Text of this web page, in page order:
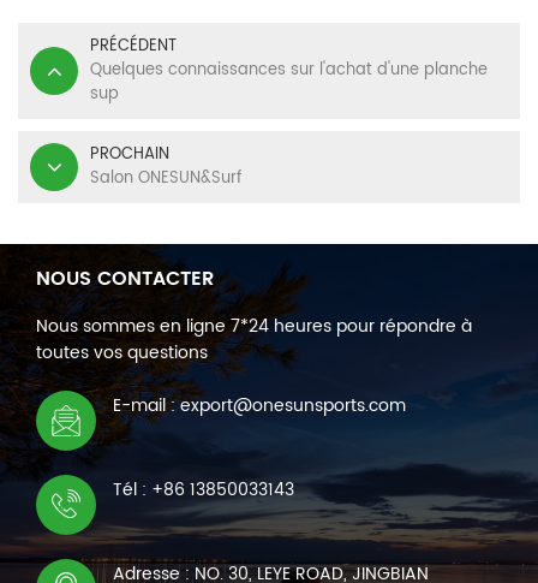
PRÉCÉDENT
Quelques connaissances sur l'achat d'une planche
sup
PROCHAIN
Salon ONESUN&Surf
NOUS CONTACTER
Nous sommes en ligne 7*24 heures pour répondre à
toutes vos questions
E-mail : export@onesunsports.com
Tél : +86 13850033143
Adresse : NO. 30, LEYE ROAD, JINGBIAN